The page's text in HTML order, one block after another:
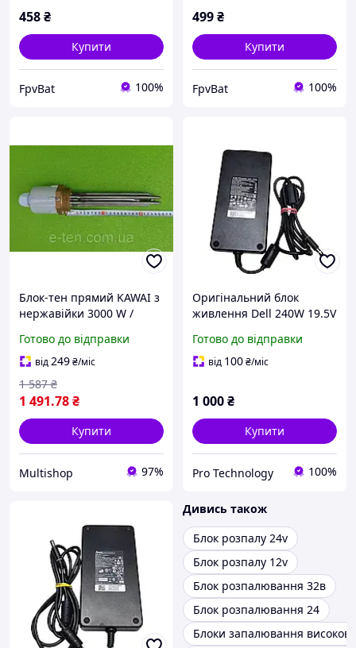
458₴
Купити
FpvBat 100%
499₴
Купити
FpvBat 100%
Блок-тен прямий KAWAI з
нержавійки 3000 W /
різьбі 2"(58 мм) / довжина
L = 240мм MULTISHOP
Готово до відправки
від249₴/міс
1 491.78₴
1 587 ₴
Купити
Multishop 97%
Оригінальний блок
живлення Dell 240W 19.5V
мм з голкою) Flextronics
GA240PE1-00 + кабель
Готово до відправки
від 100₴/міс
1 000₴
Купити
Pro Technology 100%
Дивись також
Блок розпалу 24v
Блок розпалу 12v
Блок розпалювання 32в
Блок розпалювання 24
Блоки запалювання